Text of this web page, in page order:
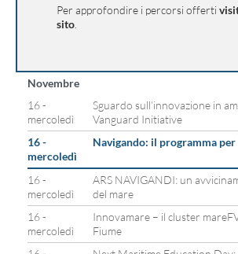
Per approfondire i percorsi offerti
sito
Novembre
16 -
mercoledì
Sguardo sull’innovazione in
Vanguard Initiative
16 -
mercoledì
Navigando: il programma
16 -
mercoledì
ARS NAVIGANDI: un
del mare
16 -
mercoledì
Innovamare – il cluster
Fiume